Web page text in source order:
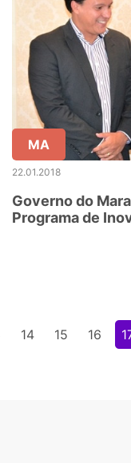
MA
22.01.2018
Governo do
Programa de
14 15 16